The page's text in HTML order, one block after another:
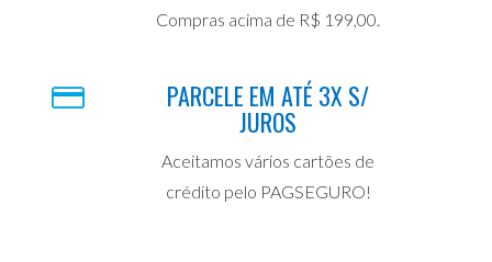
Compras acima de R$ 199,00.
PARCELE EM ATÉ 3X S/
JUROS
Aceitamos vários cartões de
crédito pelo PAGSEGURO!